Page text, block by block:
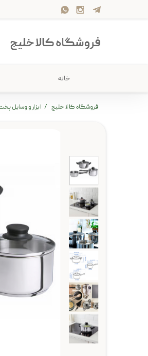
خانه
حمام
فروشگاه کالا خلیج
فروشگاه کالا خلیج ابزار و وسایل